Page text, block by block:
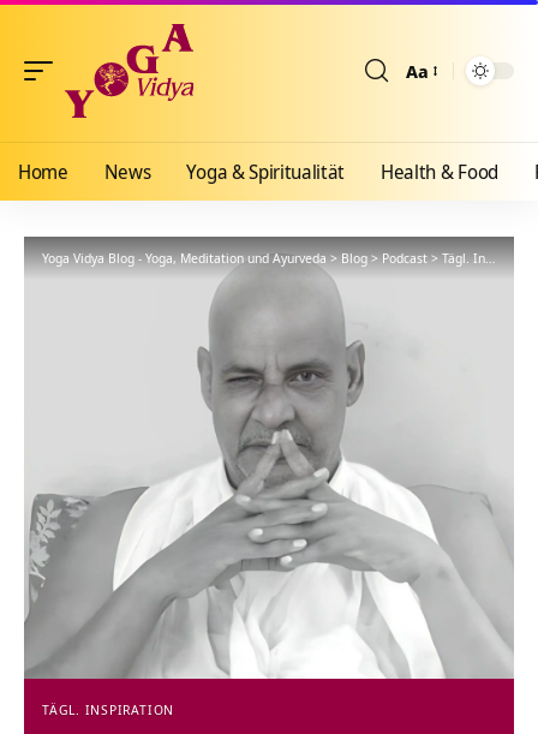
Aa
Home News Yoga & Spiritualität Health & Food
Yoga Vidya Blog - Yoga, Meditation und Ayurveda>Blog>Podcast>Tägl. Inspiration
TÄGL. INSPIRATION